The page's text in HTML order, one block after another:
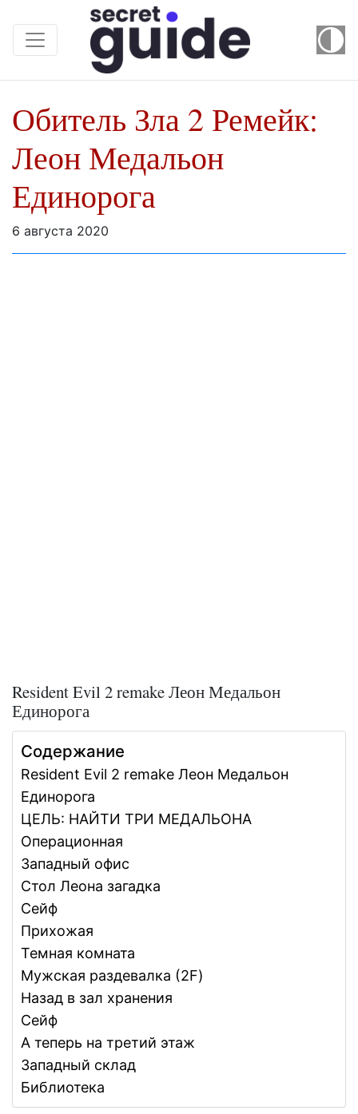
Обитель Зла 2 Ремейк:
Леон Медальон
Единорога
6 августа 2020
Resident Evil 2 remake Леон Медальон
Единорога
Содержание
Resident Evil 2 remake Леон Медальон
Единорога
ЦЕЛЬ: НАЙТИ ТРИ МЕДАЛЬОНА
Операционная
Западный офис
Стол Леона загадка
Сейф
Прихожая
Темная комната
Мужская раздевалка (2F)
Назад в зал хранения
Сейф
А теперь на третий этаж
Западный склад
Библиотека